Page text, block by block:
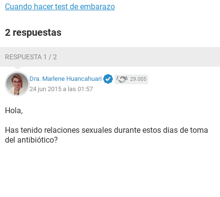
Cuando hacer test de embarazo
2 respuestas
RESPUESTA 1 / 2
Dra. Marlene Huancahuari 29.005
24 jun 2015 a las 01:57
Hola,
Has tenido relaciones sexuales durante estos dias de toma
del antibiótico?